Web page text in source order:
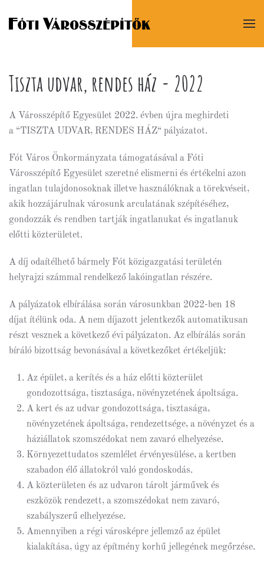
Tiszta udvar, rendes ház - 2022
A Városszépítő Egyesület 2022. évben újra meghirdeti
a “TISZTA UDVAR, RENDES HÁZ“ pályázatot.
Fót Város Önkormányzata támogatásával a Fóti
Városszépítő Egyesület szeretné elismerni és értékelni azon
ingatlan tulajdonosoknak illetve használóknak a törekvéseit,
akik hozzájárulnak városunk arculatának szépítéséhez,
gondozzák és rendben tartják ingatlanukat és ingatlanuk
előtti közterületet.
A díj odaítélhető bármely Fót közigazgatási területén
helyrajzi számmal rendelkező lakóingatlan részére.
A pályázatok elbírálása során városunkban 2022-ben 18
díjat ítélünk oda. A nem díjazott jelentkezők automatikusan
részt vesznek a következő évi pályázaton. Az elbírálás során
bíráló bizottság bevonásával a következőket értékeljük:
Az épület, a kerítés és a ház előtti közterület
gondozottsága, tisztasága, növényzetének ápoltsága.
A kert és az udvar gondozottsága, tisztasága,
növényzetének ápoltsága, rendezettsége, a növényzet és a
háziállatok szomszédokat nem zavaró elhelyezése.
Környezettudatos szemlélet érvényesülése, a kertben
szabadon élő állatokról való gondoskodás.
A közterületen és az udvaron tárolt járművek és
eszközök rendezett, a szomszédokat nem zavaró,
szabályszerű elhelyezése.
Amennyiben a régi városképre jellemző az épület
kialakítása, úgy az építmény korhű jellegének megőrzése.